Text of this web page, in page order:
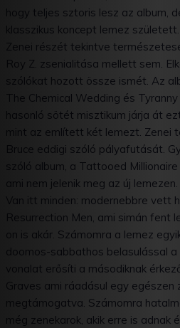
hogy teljes sztoris lesz az album,
klasszikus koncept lemez született.
Zenei részét tekintve
Roy Z. zsenialitása mellett sem.
szólókat hozott össze ismét. Az
The Chemical Wedding és
hasonló sötét misztikum járja át
mint az említett két lemezt. Zenei
Bruce eddigi szóló pályafutását.
szóló album, a Tattooed
ami nem jelenik meg az új lemezen.
Van itt minden: modernebbre vett
Resurrection Men, ami simán fent
on is akár. Számomra a lemez
doomos-sabbathos belasulással
vonalat erősíti a másodiknak
Graves ami ráadásul egy egészen
megtámogatva. Számomra
még zenekarok, akik erre is adnak